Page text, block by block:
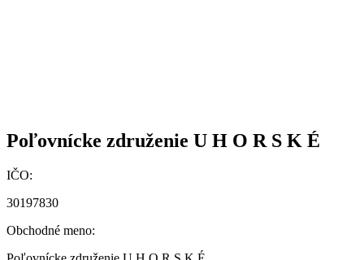
Poľovnícke združenie U H O R S K É
IČO:
30197830
Obchodné meno: